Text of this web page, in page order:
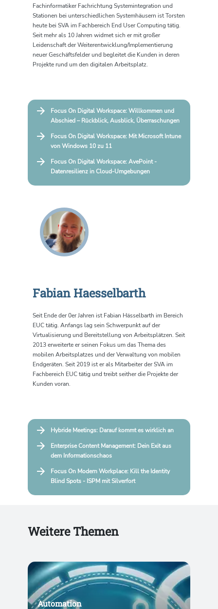
Fachinformatiker Fachrichtung Systemintegration und
Stationen bei unterschiedlichen Systemhäusern ist Torsten
heute bei SVA im Fachbereich End User Computing tätig.
Seit mehr als 10 Jahren widmet sich er mit großer
Leidenschaft der Weiterentwicklung/Implementierung
neuer Geschäftsfelder und begleitet die Kunden in deren
Projekte rund um den digitalen Arbeitsplatz.
Focus On Digital Workspace: Willkommen und
Abschied – Rückblick, Ausblick, Überraschungen
Focus On Digital Workspace: Mit Microsoft Intune
von Windows 10 zu 11
Focus On Digital Workspace: AvePoint -
Datenresilienz in Cloud-Umgebungen
Fabian Haesselbarth
Seit Ende der 0er Jahren ist Fabian Hässelbarth im Bereich
EUC tätig. Anfangs lag sein Schwerpunkt auf der
Virtualisierung und Bereitstellung von Arbeitsplätzen. Seit
2013 erweiterte er seinen Fokus um das Thema des
mobilen Arbeitsplatzes und der Verwaltung von mobilen
Endgeräten. Seit 2019 ist er als Mitarbeiter der SVA im
Fachbereich EUC tätig und treibt seither die Projekte der
Kunden voran.
Hybride Meetings: Darauf kommt es wirklich an
Enterprise Content Management: Dein Exit aus
dem Informationschaos
Focus On Modern Workplace: Kill the Identity
Blind Spots - ISPM mit Silverfort
Weitere Themen
Automation